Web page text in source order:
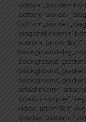
diagonal-inverse’
custom_arrow_bg=”
attachment=”
position=’top left’
video_ratio=’16:9′
overlay_pattern=”